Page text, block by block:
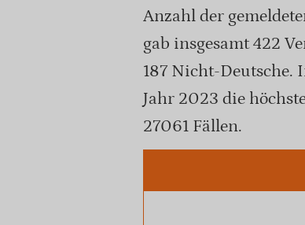
Anzahl der
gab insgesamt 422
187 Nicht-Deutsche.
Jahr 2023 die
27061 Fällen.